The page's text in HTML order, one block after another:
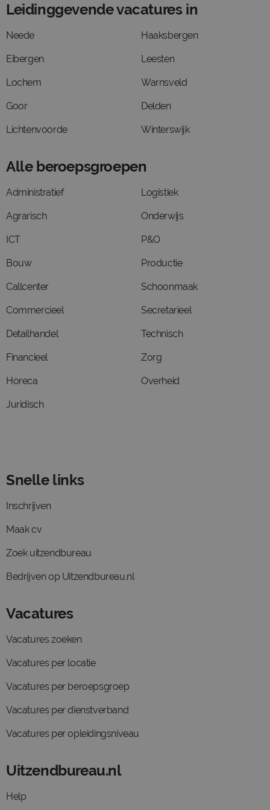
Leidinggevende vacatures in
Neede
Eibergen
Lochem
Goor
Lichtenvoorde
Haaksbergen
Leesten
Warnsveld
Delden
Winterswijk
Alle beroepsgroepen
Administratief
Agrarisch
ICT
Bouw
Callcenter
Commercieel
Detailhandel
Financieel
Horeca
Juridisch
Logistiek
Onderwijs
P&O
Productie
Schoonmaak
Secretarieel
Technisch
Zorg
Overheid
Snelle links
Inschrijven
Maak cv
Zoek uitzendbureau
Bedrijven op Uitzendbureau.nl
Vacatures
Vacatures zoeken
Vacatures per locatie
Vacatures per beroepsgroep
Vacatures per dienstverband
Vacatures per opleidingsniveau
Uitzendbureau.nl
Help